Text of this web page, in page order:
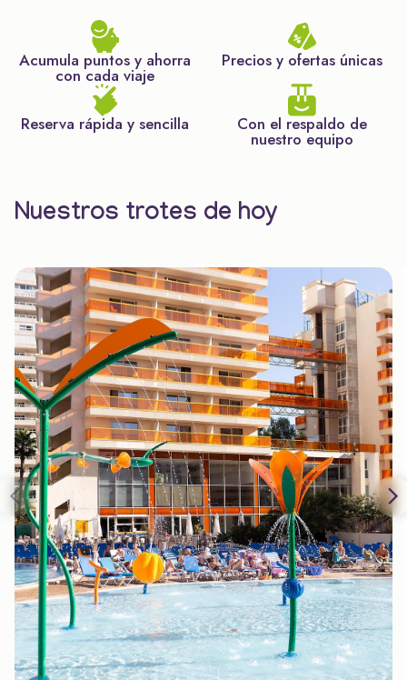
Acumula puntos y ahorra
con cada viaje
Precios y ofertas únicas
Reserva rápida y sencilla Con el respaldo de
nuestro equipo
Nuestros trotes de hoy